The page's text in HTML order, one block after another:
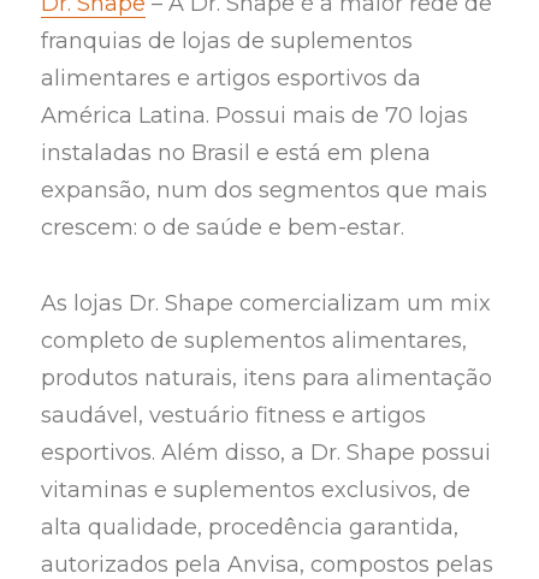
franquias de lojas de suplementos
alimentares e artigos esportivos da
América Latina. Possui mais de 70 lojas
instaladas no Brasil e está em plena
expansão, num dos segmentos que mais
crescem: o de saúde e bem-estar.
As lojas Dr. Shape comercializam um mix
completo de suplementos alimentares,
produtos naturais, itens para alimentação
saudável, vestuário fitness e artigos
esportivos. Além disso, a Dr. Shape possui
vitaminas e suplementos exclusivos, de
alta qualidade, procedência garantida,
autorizados pela Anvisa, compostos pelas